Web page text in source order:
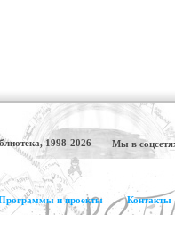
1998-2026 Мы в
и проекты Контакты